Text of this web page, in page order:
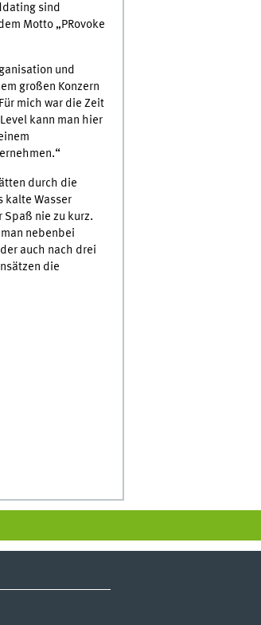
sind
Motto „PRovoke
und
großen Konzern
mich war die Zeit
kann man hier
durch die
kalte Wasser
nie zu kurz.
nebenbei
auch nach drei
die